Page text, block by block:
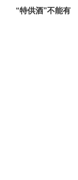
“特供酒”不能有